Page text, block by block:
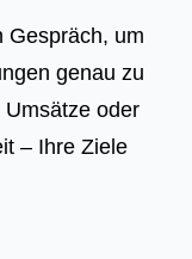
Gespräch, um
genau zu
oder
– Ihre Ziele